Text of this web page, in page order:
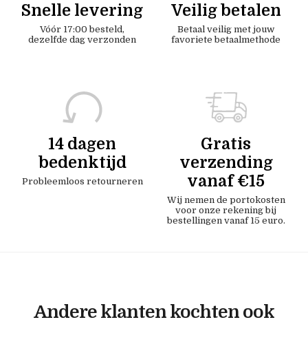
Snelle levering
Vóór 17:00 besteld,
dezelfde dag verzonden
Veilig betalen
Betaal veilig met jouw
favoriete betaalmethode
14 dagen
bedenktijd
Probleemloos retourneren
Gratis
verzending
vanaf €15
Wij nemen de portokosten
voor onze rekening bij
bestellingen vanaf 15 euro.
Andere klanten kochten ook